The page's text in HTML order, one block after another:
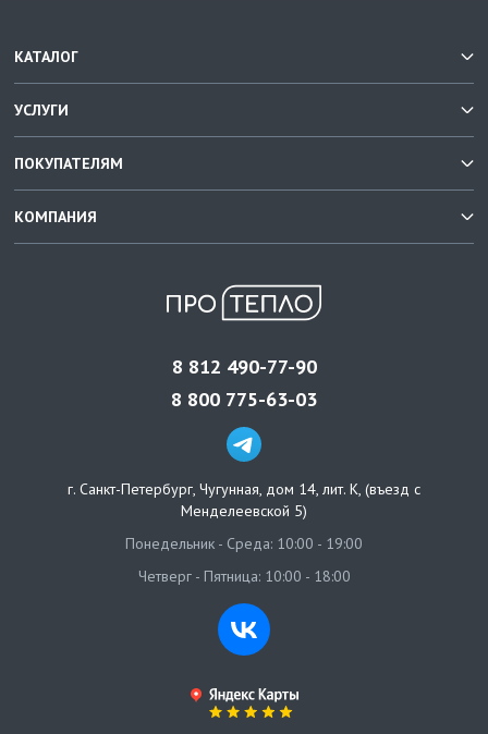
КАТАЛОГ
УСЛУГИ
ПОКУПАТЕЛЯМ
КОМПАНИЯ
8 812 490-77-90
8 800 775-63-03
г. Санкт-Петербург, Чугунная, дом 14, лит. К, (въезд с
Менделеевской 5)
Понедельник - Среда: 10:00 - 19:00
Четверг - Пятница: 10:00 - 18:00